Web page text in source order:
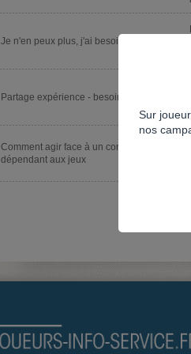
Je n'en peux plus, j'ai besoin d'aide
Partage expérience - besoin d’aide
Comment agir face à un conjoint
dépendant aux jeux
Sur
nos